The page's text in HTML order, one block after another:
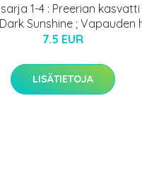
1-4 : Preerian kasvatti
Sunshine ; Vapauden
7.5 EUR
LISÄTIETOJA